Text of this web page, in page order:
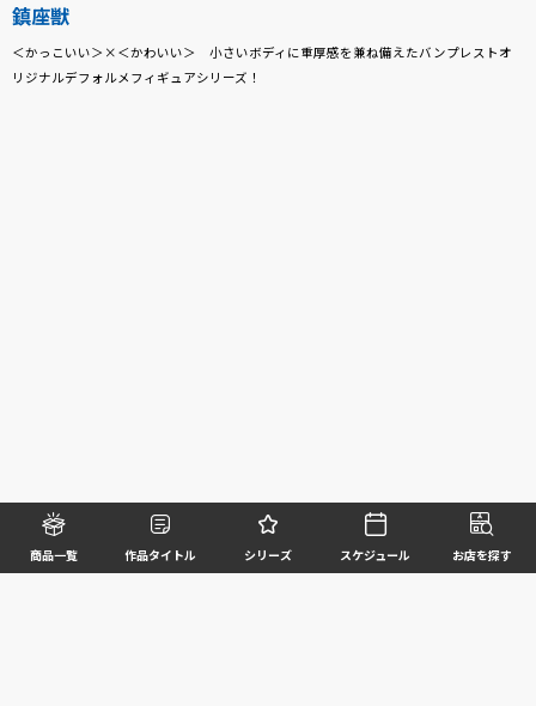
商品一覧 作品タイトル シリーズ スケジュール お店を探す
鎮座獣
＜かっこいい＞×＜かわいい＞ 小さいボディに重厚感を兼ね備えたバンプレストオ
リジナルデフォルメフィギュアシリーズ！